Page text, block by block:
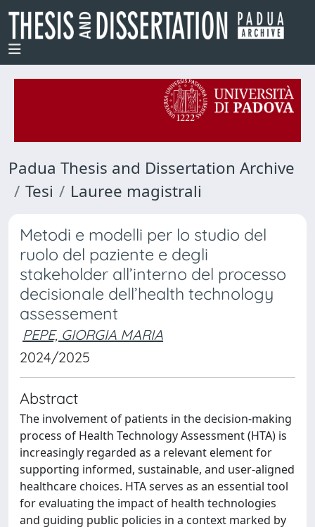
Padua Thesis and Dissertation Archive
Tesi
Lauree magistrali
Metodi e modelli per lo studio del
ruolo del paziente e degli
stakeholder all’interno del processo
decisionale dell’health technology
assessement
PEPE, GIORGIA MARIA
2024/2025
Abstract
The involvement of patients in the decision-making
process of Health Technology Assessment (HTA) is
increasingly regarded as a relevant element for
supporting informed, sustainable, and user-aligned
healthcare choices. HTA serves as an essential tool
for evaluating the impact of health technologies
and guiding public policies in a context marked by